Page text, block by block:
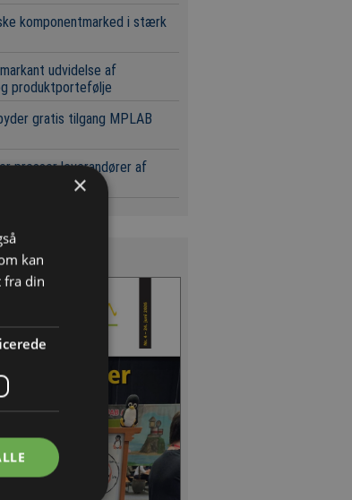
komponentmarked i stærk
udvidelse af
produktportefølje
gratis tilgang MPLAB
presser leverandører af
×
kan
fra din